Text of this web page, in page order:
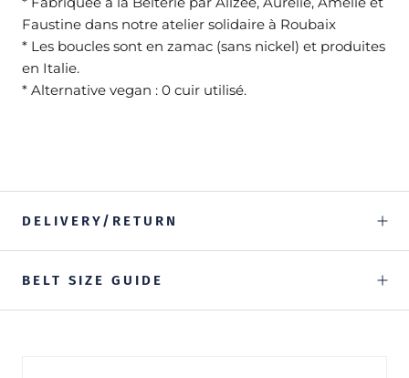
Faustine dans notre atelier solidaire à Roubaix
* Les boucles sont en zamac (sans nickel) et produites
en Italie.
* Alternative vegan : 0 cuir utilisé.
DELIVERY/RETURN
BELT SIZE GUIDE